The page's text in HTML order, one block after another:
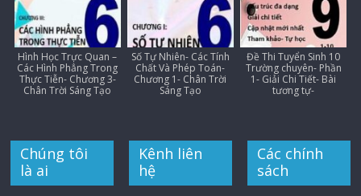
Hình Học Trực Quan –
Các Hình Phẳng Trong
Thực Tiễn- Chương 3-
Chân Trời Sáng Tạo
Số Tự Nhiên- Các Tính
Chất Và Phép Toán-
Chương 1- Chân Trời
Sáng Tạo
Đề Thi Tuyển Sinh 10
Trường chuyên- Phần
1- Giải Chi Tiết- Bài
tương tự-
Chúng tôi
là ai
Kênh liên
hệ
Các chính
sách